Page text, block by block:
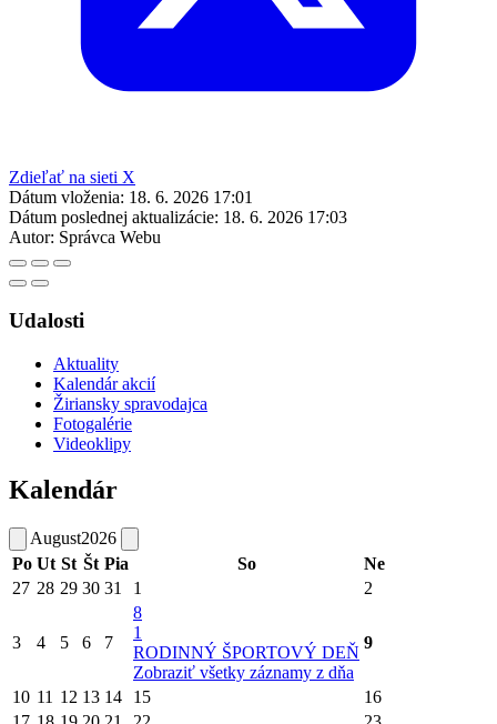
Zdieľať na sieti X
Dátum vloženia: 18. 6. 2026 17:01
Dátum poslednej aktualizácie: 18. 6. 2026 17:03
Autor: Správca Webu
Udalosti
Aktuality
Kalendár akcií
Žiriansky spravodajca
Fotogalérie
Videoklipy
Kalendár
August2026
Po Ut St Št Pia So
Ne
27 28 29 30 31 1 2
3 4 5 6 7
8
1
RODINNÝ ŠPORTOVÝ DEŇ
Zobraziť všetky záznamy z dňa
9
10 11 12 13 14 15
16